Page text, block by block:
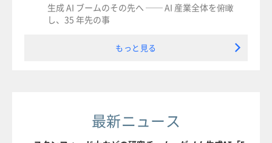
生成 AI ブームのその先へ ── AI 産業全体を俯瞰
し、35 年先の事
もっと見る
最新ニュース